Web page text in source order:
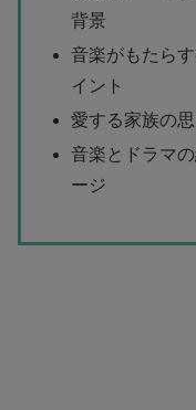
背景
音楽がもたら
イント
愛する家族の
音楽とドラマ
ージ